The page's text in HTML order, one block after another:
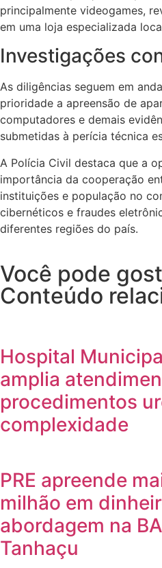
principalmente videogames,
em uma loja especializada
Investigações
As diligências seguem em
prioridade a apreensão de
computadores e demais
submetidas à perícia técnica
A Polícia Civil destaca que a
importância da cooperação
instituições e população no
cibernéticos e fraudes
diferentes regiões do país.
Você pode
Conteúdo
Hospital
amplia
procedimentos
complexidade
PRE apreende
milhão em
abordagem na
Tanhaçu